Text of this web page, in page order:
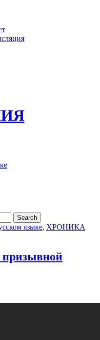
языке, ХРОНИКА
призывной